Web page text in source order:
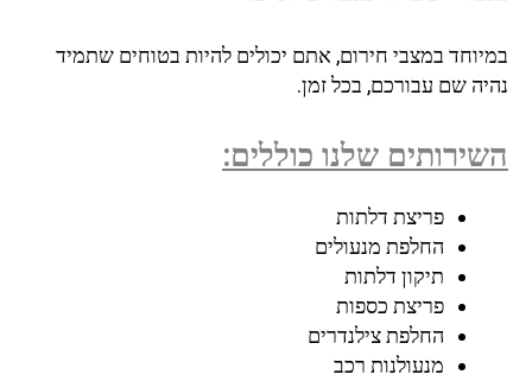
במיוחד במצבי חירום, אתם יכולים להיות בטוחים שתמיד
נהיה שם עבורכם, בכל זמן.
השירותים שלנו כוללים:
פריצת דלתות
החלפת מנעולים
תיקון דלתות
פריצת כספות
החלפת צילנדרים
מנעולנות רכב